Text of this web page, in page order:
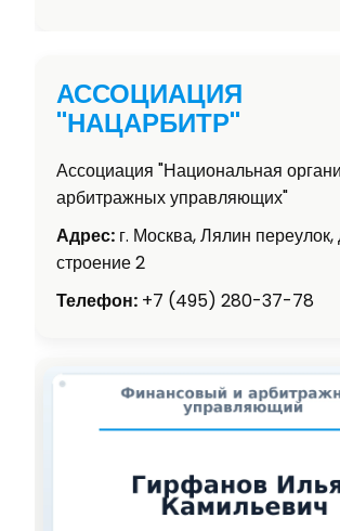
АССОЦИАЦИЯ
"НАЦАРБИТР"
Ассоциация "Национальная
арбитражных управляющих"
Адрес: г. Москва, Лялин
строение 2
Телефон: +7 (495) 280-37-78